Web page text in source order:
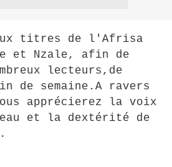
titres de l'Afrisa
et Nzale, afin de
lecteurs,de
de semaine.A ravers
apprécierez la voix
et la dextérité de